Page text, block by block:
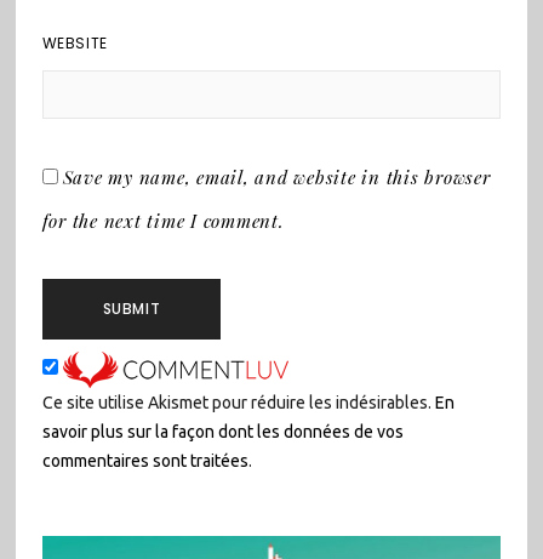
WEBSITE
Save my name, email, and website in this browser
for the next time I comment.
Ce site utilise Akismet pour réduire les indésirables. En
savoir plus sur la façon dont les données de vos
commentaires sont traitées.